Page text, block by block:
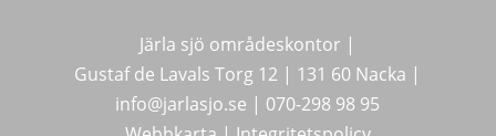
Järla sjö områdeskontor |
Gustaf de Lavals Torg 12 | 131 60 Nacka |
info@jarlasjo.se | 070-298 98 95